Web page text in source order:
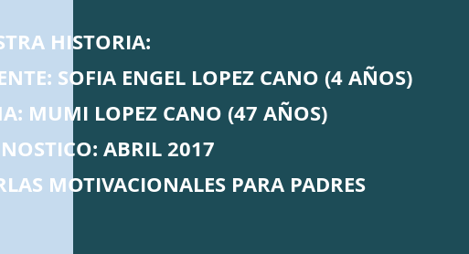
HISTORIA:
SOFIA ENGEL LOPEZ CANO (4 AÑOS)
MUMI LOPEZ CANO (47 AÑOS)
ABRIL 2017
MOTIVACIONALES PARA PADRES